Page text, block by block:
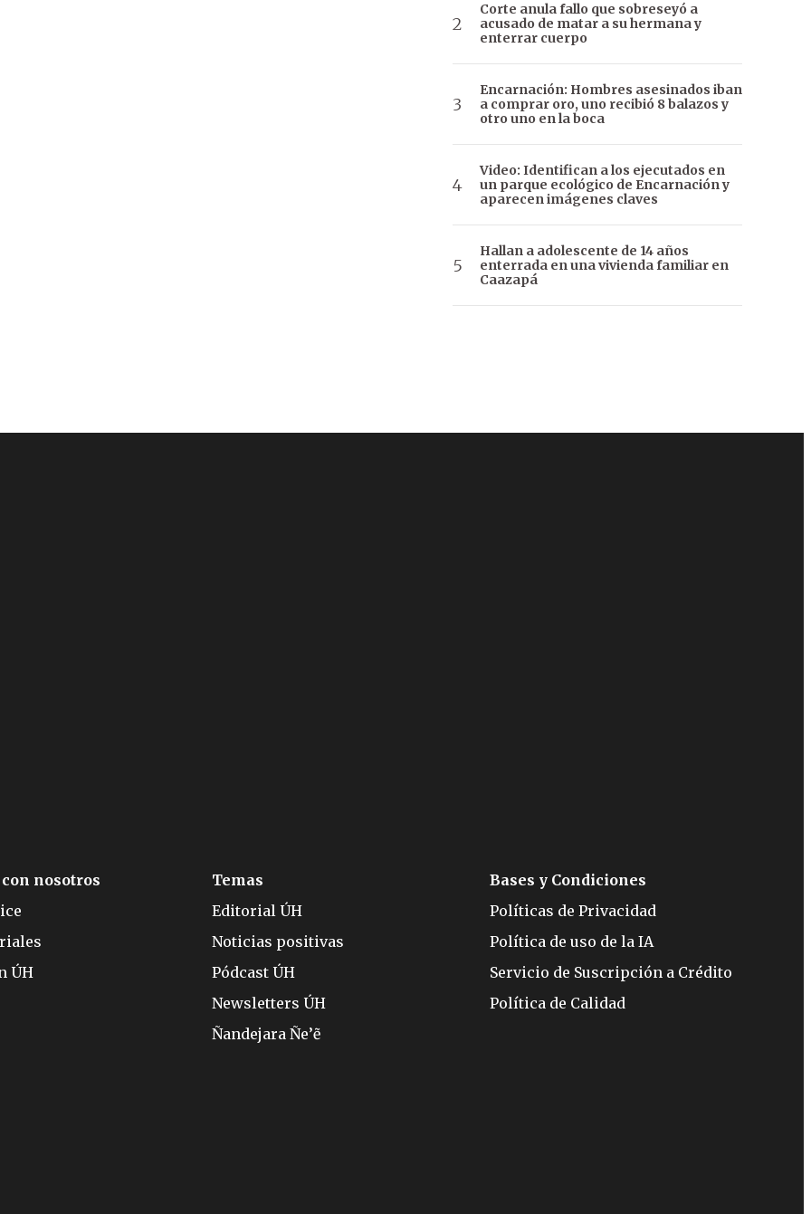
Corte anula fallo que sobreseyó a
acusado de matar a su hermana y
enterrar cuerpo
Encarnación: Hombres asesinados iban
a comprar oro, uno recibió 8 balazos y
otro uno en la boca
Video: Identifican a los ejecutados en
un parque ecológico de Encarnación y
aparecen imágenes claves
Hallan a adolescente de 14 años
enterrada en una vivienda familiar en
Caazapá
nosotros
ÚH
Temas
Editorial ÚH
Noticias positivas
Pódcast ÚH
Newsletters ÚH
Ñandejara Ñe’ẽ
Bases y Condiciones
Políticas de Privacidad
Política de uso de la IA
Servicio de Suscripción a Crédito
Política de Calidad